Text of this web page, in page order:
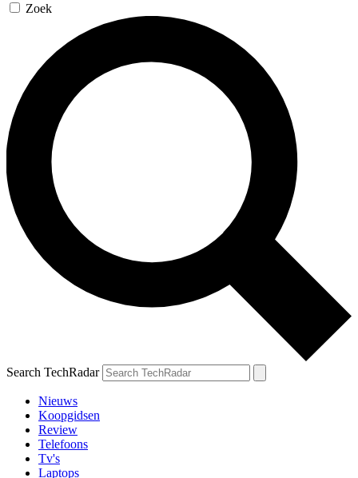
Zoek
Search TechRadar
Nieuws
Koopgidsen
Review
Telefoons
Tv's
Laptops